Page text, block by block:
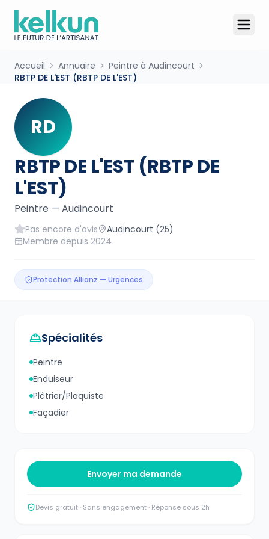
Accueil Annuaire
Peintre à Audincourt
RBTP DE L'EST (RBTP DE L'EST)
RD
RBTP DE L'EST (RBTP DE
L'EST)
Peintre — Audincourt
Pas encore d'avis Audincourt (25)
Membre depuis 2024
Protection Allianz — Urgences
Spécialités
Peintre
Enduiseur
Plâtrier/Plaquiste
Façadier
Envoyer ma demande
Devis gratuit · Sans engagement · Réponse sous 2h